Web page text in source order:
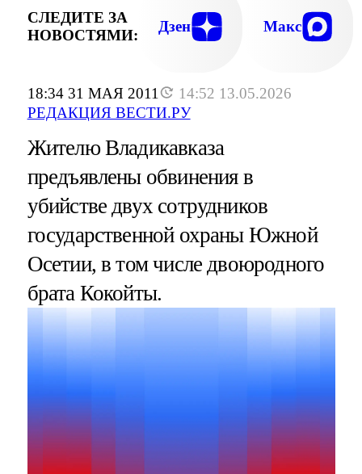
18:34 31 МАЯ 2011
14:52 13.05.2026
РЕДАКЦИЯ ВЕСТИ.РУ
СЛЕДИТЕ ЗА
НОВОСТЯМИ:
Дзен Макс
Жителю Владикавказа
предъявлены обвинения в
убийстве двух сотрудников
государственной охраны Южной
Осетии, в том числе двоюродного
брата Кокойты.